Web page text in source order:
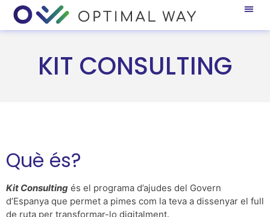
KIT CONSULTING
Què és?
Kit Consulting és el programa d’ajudes del Govern
d’Espanya que permet a pimes com la teva a dissenyar el full
de ruta per transformar-lo digitalment.